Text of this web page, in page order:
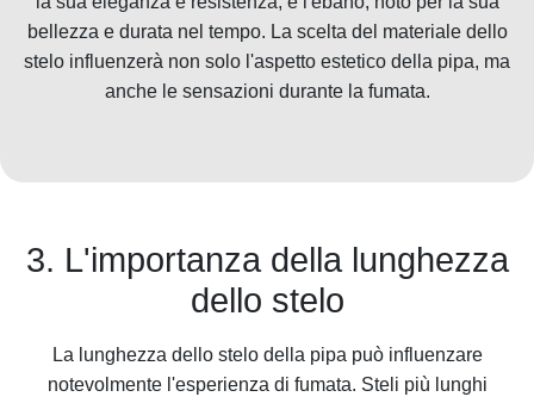
bellezza e durata nel tempo. La scelta del materiale dello
stelo influenzerà non solo l'aspetto estetico della pipa, ma
anche le sensazioni durante la fumata.
3. L'importanza della lunghezza
dello stelo
La lunghezza dello stelo della pipa può influenzare
notevolmente l'esperienza di fumata. Steli più lunghi